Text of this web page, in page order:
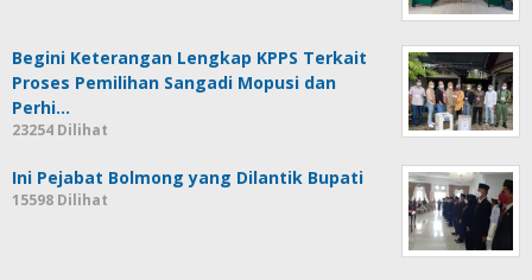
Begini Keterangan Lengkap KPPS Terkait
Proses Pemilihan Sangadi Mopusi dan
Perhi…
23254 Dilihat
Ini Pejabat Bolmong yang Dilantik Bupati
15598 Dilihat